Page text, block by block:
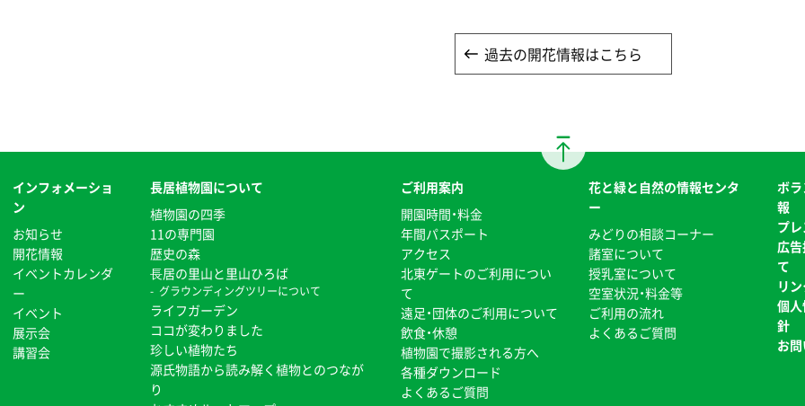
過去の開花情報はこちら
インフォメーショ
ン
お知らせ
開花情報
イベントカレンダ
ー
イベント
展示会
講習会
長居植物園について
植物園の四季
11の専門園
歴史の森
⻑居の里山と里山ひろば
グラウンディングツリーについて
ライフガーデン
ココが変わりました
珍しい植物たち
源氏物語から読み解く植物とのつなが
り
ご利用案内
開園時間・料金
年間パスポート
アクセス
北東ゲートのご利用につい
て
遠足・団体のご利用について
飲食・休憩
植物園で撮影される方へ
各種ダウンロード
よくあるご質問
花と緑と自然の情報センタ
ー
みどりの相談コーナー
諸室について
授乳室について
空室状況・料金等
ご利用の流れ
よくあるご質問
ボ
報
プ
広
て
リ
個
針
お